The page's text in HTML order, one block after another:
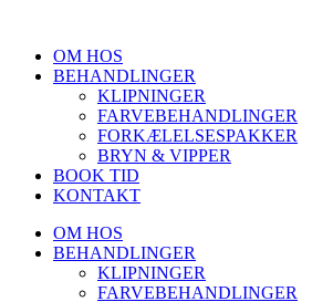
indholdOM HOS
BEHANDLINGER
KLIPNINGER
FARVEBEHANDLINGER
FORKÆLELSESPAKKER
BRYN & VIPPER
BOOK TID
KONTAKT
OM HOS
BEHANDLINGER
KLIPNINGER
FARVEBEHANDLINGER